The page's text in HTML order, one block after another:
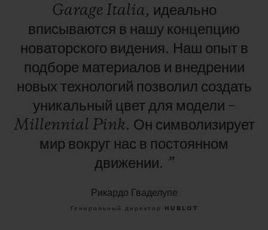
Garage Italia, идеально
вписываются в нашу концепцию
новаторского видения. Наш опыт в
подборе материалов и внедрении
новых технологий позволил создать
уникальный цветдля модели –
Millennial Pink. Он символизирует
мир вокруг нас в постоянном
движении. ”
Рикардо Гваделупе
Генеральный директор HUBLOT